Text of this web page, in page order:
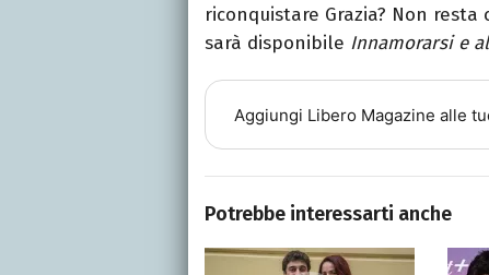
riconquistare Grazia? Non
sarà disponibile Innamorarsi e
Aggiungi Libero Magazine alle
Potrebbe interessarti anche